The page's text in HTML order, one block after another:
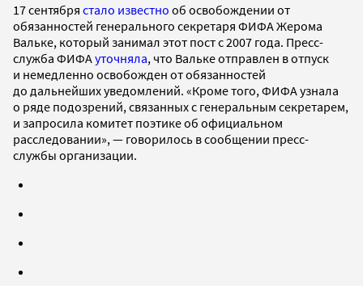
17 сентября стало известно об освобождении от
обязанностей генерального секретаря ФИФА Жерома
Вальке, который занимал этот пост с 2007 года. Пресс-
служба ФИФАуточняла, что Вальке отправлен в отпуск
и немедленно освобожден от обязанностей
до дальнейших уведомлений. «Кроме того, ФИФА узнала
о ряде подозрений, связанных с генеральным секретарем,
и запросила комитет поэтике об официальном
расследовании», — говорилось в сообщении пресс-
службы организации.